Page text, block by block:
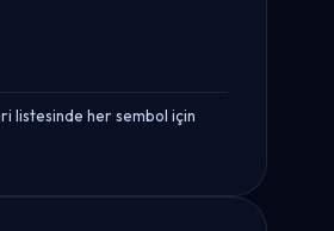
listesinde her sembol için